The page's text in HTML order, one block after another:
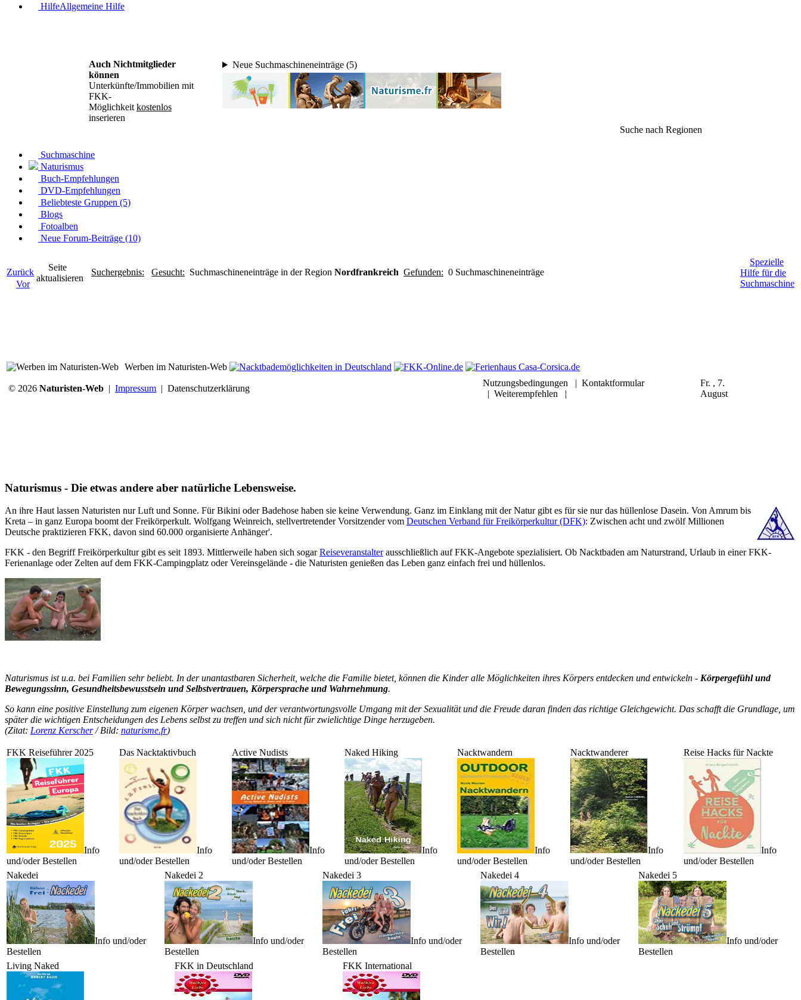
HilfeAllgemeine Hilfe
Auch Nichtmitglieder
können
Unterkünfte/Immobilien mit
FKK-
Möglichkeit kostenlos
inserieren
Neue Suchmaschineneinträge (5)
Suche nach Regionen
Suchmaschine
Naturismus
Buch-Empfehlungen
DVD-Empfehlungen
Beliebteste Gruppen (5)
Blogs
Fotoalben
Neue Forum-Beiträge (10)
Zurück
Vor
Seite
aktualisieren
Suchergebnis: Gesucht: Suchmaschineneinträge in der Region Nordfrankreich Gefunden: 0 Suchmaschineneinträge
Spezielle
Hilfe für die
Suchmaschine
Naturismus - Die etwas andere aber natürliche Lebensweise.
An ihre Haut lassen Naturisten nur Luft und Sonne. Für Bikini oder Badehose haben sie keine Verwendung. Ganz im Einklang mit der Natur gibt es für sie nur das hüllenlose Dasein. Von Amrum bis
Kreta – in ganz Europa boomt der Freikörperkult. Wolfgang Weinreich, stellvertretender Vorsitzender vom Deutschen Verband für Freikörperkultur (DFK): Zwischen acht und zwölf Millionen
Deutsche praktizieren FKK, davon sind 60.000 organisierte Anhänger'.
FKK - den Begriff Freikörperkultur gibt es seit 1893. Mittlerweile haben sich sogarReiseveranstalterausschließlich auf FKK-Angebote spezialisiert. Ob Nacktbaden am Naturstrand, Urlaub in einer FKK-
Ferienanlage oder Zelten auf dem FKK-Campingplatz oder Vereinsgelände - die Naturisten genießen das Leben ganz einfach frei und hüllenlos.
Naturismus ist u.a. bei Familien sehr beliebt. In der unantastbaren Sicherheit, welche die Familie bietet, können die Kinder alle Möglichkeiten ihres Körpers entdecken und entwickeln - Körpergefühl und
Bewegungssinn, Gesundheitsbewusstsein und Selbstvertrauen, Körpersprache und Wahrnehmung.
So kann eine positive Einstellung zum eigenen Körper wachsen, und der verantwortungsvolle Umgang mit der Sexualität und die Freude daran finden das richtige Gleichgewicht. Das schafft die Grundlage, um
später die wichtigen Entscheidungen des Lebens selbst zu treffen und sich nicht für zwielichtige Dinge herzugeben.
(Zitat: Lorenz Kerscher/ Bild: naturisme.fr)
FKK Reiseführer 2025
Info
und/oder Bestellen
Das Nacktaktivbuch
Info
und/oder Bestellen
Active Nudists
Info
und/oder Bestellen
Naked Hiking
Info
und/oder Bestellen
Nacktwandern
Info
und/oder Bestellen
Nacktwanderer
Info
und/oder Bestellen
Reise Hacks für Nackte
Info
und/oder Bestellen
Nakedei
Info und/oder
Bestellen
Nakedei 2
Info und/oder
Bestellen
Nakedei 3
Info und/oder
Bestellen
Nakedei 4
Info und/oder
Bestellen
Nakedei 5
Info und/oder
Bestellen
Living Naked
FKK in Deutschland FKK International
Werben im Naturisten-Web
© 2026 Naturisten-Web | Impressum | Datenschutzerklärung
Nutzungsbedingungen | Kontaktformular
| Weiterempfehlen |
Fr. , 7.
August